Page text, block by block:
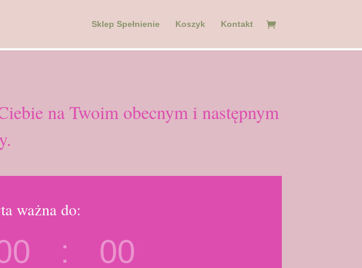
Sklep Spełnienie Koszyk Kontakt
na Twoim obecnym i następnym
ważna do:
: 00